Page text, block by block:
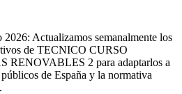
Actualizamos semanalmente los
de TECNICO CURSO
RENOVABLES 2 para adaptarlos a
de España y la normativa